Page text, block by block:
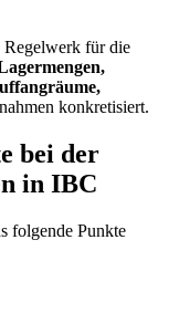
Regelwerk für die
konkretisiert.
bei der
in IBC
folgende Punkte